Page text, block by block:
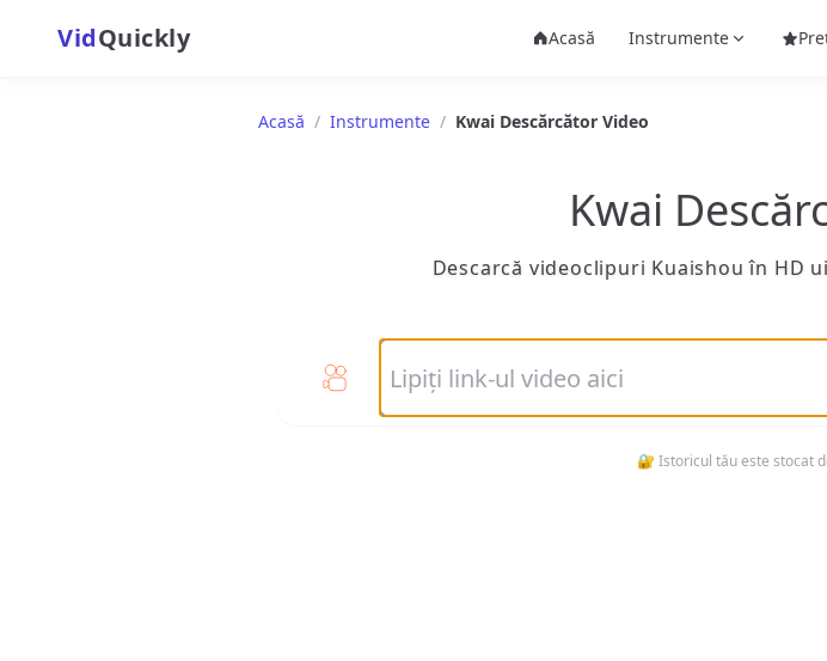
VidQuickly Acasă Instrumente
Acasă / Instrumente / Kwai Descărcător Video
Kwai
Descarcă videoclipuri Kuaishou în HD
🔐 Istoricul tău este stocat